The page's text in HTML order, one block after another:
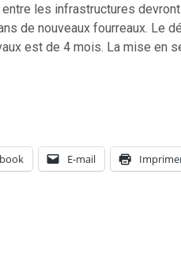
les infrastructures
de nouveaux fourreaux. Le
est de 4 mois. La mise en
E-mail